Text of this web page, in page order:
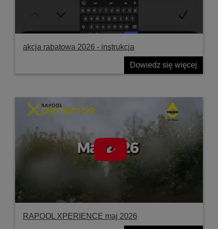
akcja rabatowa 2026 - instrukcja
Dowiedz się więcej
RAPOOL XPERIENCE maj 2026